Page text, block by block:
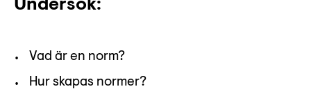
Undersök:
Vad är en norm?
Hur skapas normer?